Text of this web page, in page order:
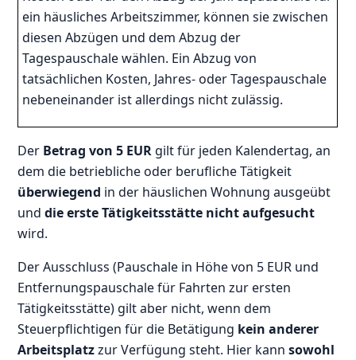
ein häusliches Arbeitszimmer, können sie zwischen
diesen Abzügen und dem Abzug der
Tagespauschale wählen. Ein Abzug von
tatsächlichen Kosten, Jahres- oder Tagespauschale
nebeneinander ist allerdings nicht zulässig.
Der Betrag von 5 EUR gilt für jeden Kalendertag, an
dem die betriebliche oder berufliche Tätigkeit
überwiegend in der häuslichen Wohnung ausgeübt
unddie erste Tätigkeitsstätte nicht aufgesucht
wird.
Der Ausschluss (Pauschale in Höhe von 5 EUR und
Entfernungspauschale für Fahrten zur ersten
Tätigkeitsstätte) gilt aber nicht, wenn dem
Steuerpflichtigen für die Betätigung kein anderer
Arbeitsplatzzur Verfügung steht. Hier kannsowohl